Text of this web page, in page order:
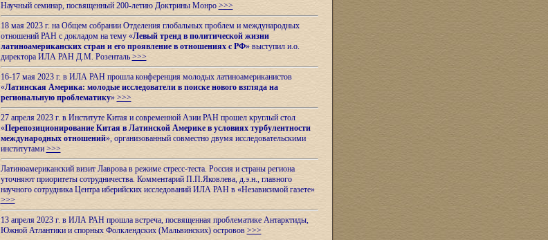
Научный семинар, посвященный 200-летию Доктрины Монро>>>
18 мая 2023 г. на Общем собрании Отделения глобальных проблем и международных
отношений РАН с докладом на тему «Левый тренд в политической жизни
латиноамериканских стран и его проявление в отношениях с РФ» выступил и.о.
директора ИЛА РАН Д.М. Розенталь >>>
16-17 мая 2023 г. в ИЛА РАН прошла конференция молодых латиноамериканистов
«Латинская Америка: молодые исследователи в поиске нового взгляда на
региональную проблематику» >>>
27 апреля 2023 г. в Институте Китая и современной Азии РАН прошел круглый стол
«Перепозиционирование Китая в ЛатинскойАмерике в условиях турбулентности
международных отношений», организованный совместно двумя исследовательскими
институтами >>>
Латиноамериканский визит Лаврова в режиме стресс-теста. Россия и страны региона
уточняют приоритеты сотрудничества. Комментарий П.П.Яковлева, д.э.н., главного
научного сотрудника Центра иберийских исследований ИЛА РАН в «Независимой газете»
>>>
13 апреля 2023 г. в ИЛА РАН прошла встреча, посвященная проблематике Антарктиды,
Южной Атлантики и спорных Фолклендских (Мальвинских) островов >>>